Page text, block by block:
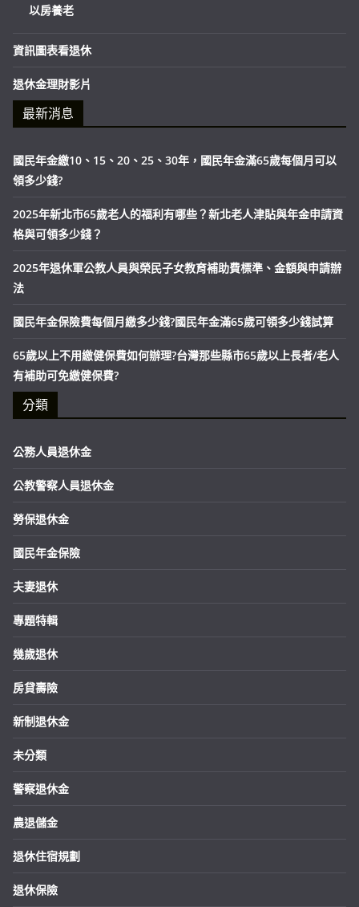
以房養老
資訊圖表看退休
退休金理財影片
最新消息
國民年金繳10、15、20、25、30年，國民年金滿65歲每個月可以
領多少錢?
2025年新北市65歲老人的福利有哪些？新北老人津貼與年金申請資
格與可領多少錢？
2025年退休軍公教人員與榮民子女教育補助費標準、金額與申請辦
法
國民年金保險費每個月繳多少錢?國民年金滿65歲可領多少錢試算
65歲以上不用繳健保費如何辦理?台灣那些縣市65歲以上長者/老人
有補助可免繳健保費?
分類
公務人員退休金
公教警察人員退休金
勞保退休金
國民年金保險
夫妻退休
專題特輯
幾歲退休
房貸壽險
新制退休金
未分類
警察退休金
農退儲金
退休住宿規劃
退休保險